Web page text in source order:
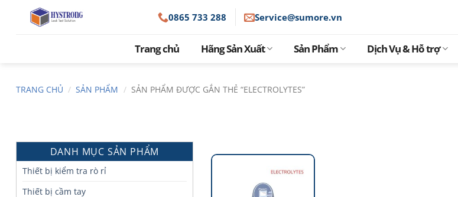
0865 733 288 Service@sumore.vn
Trang chủ Hãng Sản Xuất Sản Phẩm Dịch Vụ & Hỗ trợ
TRANG CHỦ / SẢN PHẨM / SẢN PHẨM ĐƯỢC GẮN THẺ “ELECTROLYTES”
DANH MỤC SẢN PHẨM
Thiết bị kiểm tra rò rỉ
Thiết bị cầm tay